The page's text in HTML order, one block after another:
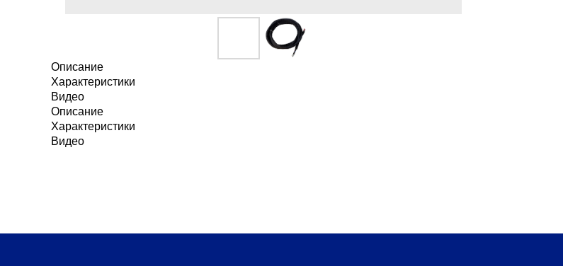
Описание
Характеристики
Видео
Описание
Характеристики
Видео